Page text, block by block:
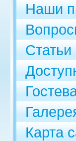
Наши
Статьи
Карта